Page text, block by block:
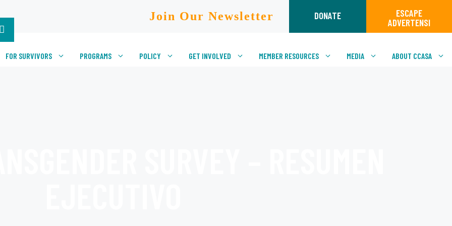
Join Our Newsletter DONATE
ESCAPE
ADVERTENSI
FOR SURVIVORS PROGRAMS POLICY GET INVOLVED MEMBER RESOURCES MEDIA ABOUT CCASA